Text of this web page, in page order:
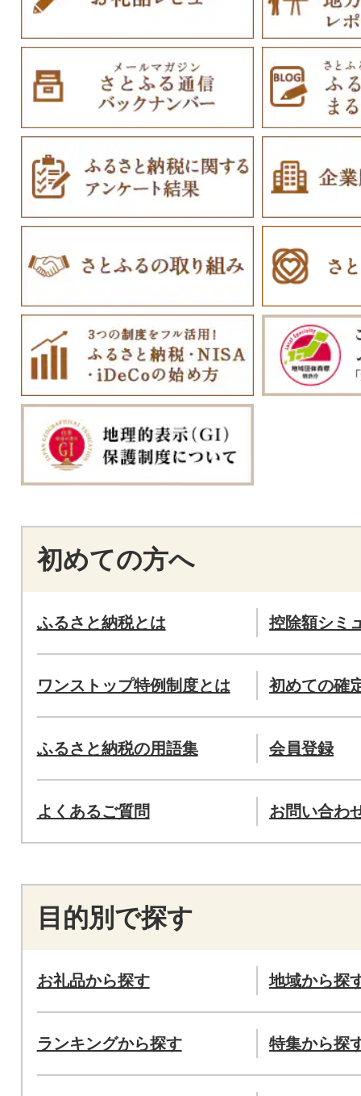
初めての方へ
ふるさと納税とは 控除額シミ
ワンストップ特例制度とは 初めての確
ふるさと納税の用語集 会員登録
よくあるご質問 お問い合わ
目的別で探す
お礼品から探す 地域から探
ランキングから探す 特集から探